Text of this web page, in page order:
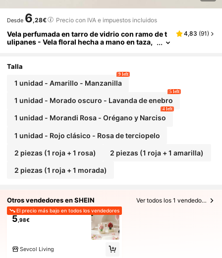
Desde 6,28€ Precio con IVA e impuestos incluidos
Vela perfumada en tarro de vidrio con ramo de t
ulipanes - Vela floral hecha a mano en taza,
co del Día de San Valentín
4,83 (91)
Talla
1 unidad - Amarillo - Manzanilla
9 left
1 unidad - Morado oscuro - Lavanda de enebro
5 left
1 unidad - Morandi Rosa - Orégano y Narciso
4 left
1 unidad - Rojo clásico - Rosa de terciopelo
2 piezas (1 roja + 1 rosa) 2 piezas (1 roja + 1 amarilla)
2 piezas (1 roja + 1 morada)
Otros vendedores en SHEIN Ver todos los 1 vendedores
El precio más bajo en todos los vendedores
5 ,98€
Sevcol Living